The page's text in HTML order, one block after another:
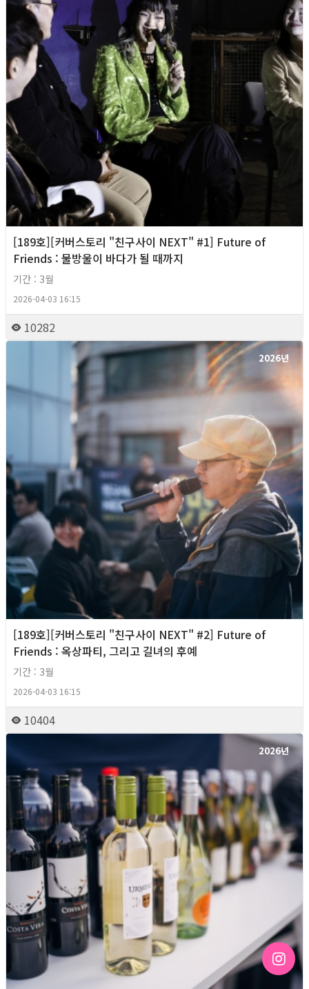
[189호][커버스토리 "친구사이 NEXT" #1] Future of
Friends : 물방울이 바다가 될 때까지
기간 : 3월
2026-04-03 16:15
10282
2026년
[189호][커버스토리 "친구사이 NEXT" #2] Future of
Friends : 옥상파티, 그리고 길녀의 후예
기간 : 3월
2026-04-03 16:15
10404
2026년